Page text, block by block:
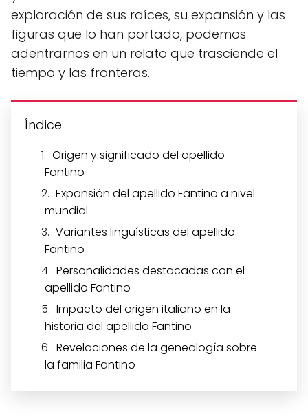
exploración de sus raíces, su expansión y las
figuras que lo han portado, podemos
adentrarnos en un relato que trasciende el
tiempo y las fronteras.
Índice
Origen y significado del apellido
Fantino
Expansión del apellido Fantino a nivel
mundial
Variantes lingüísticas del apellido
Fantino
Personalidades destacadas con el
apellido Fantino
Impacto del origen italiano en la
historia del apellido Fantino
Revelaciones de la genealogía sobre
la familia Fantino